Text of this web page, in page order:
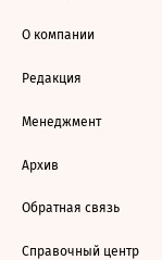
О компании
Редакция
Менеджмент
Архив
Обратная связь
Справочный центр